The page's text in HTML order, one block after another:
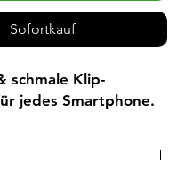
Sofortkauf
schmale Klip-
jedes Smartphone.